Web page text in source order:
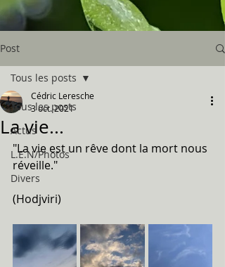
Post
Tous les posts
Actus
L.E.N/Photos
Divers
Tous les posts
La vie...
Cédric Leresche
3 oct. 2021
"La vie est un rêve dont la mort nous
réveille."
(Hodjviri)